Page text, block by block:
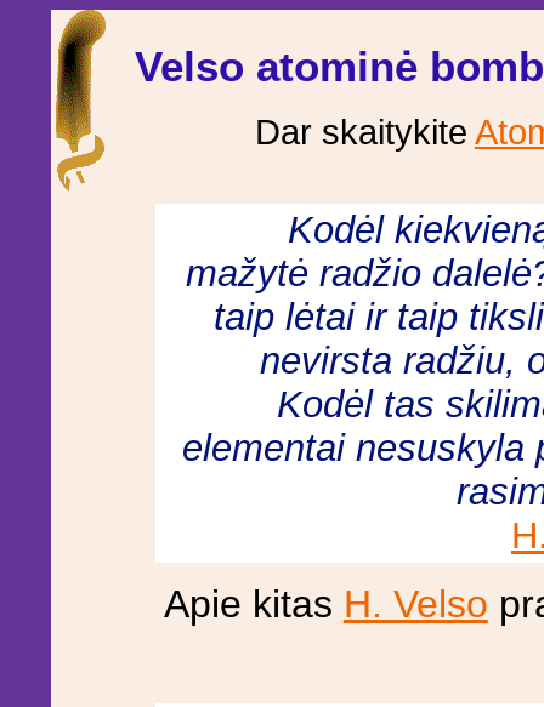
Velso atominė
Dar skaitykite
Kodėl
mažytė radžio
taip lėtai ir taip
nevirsta radžiu,
Kodėl tas
elementai nesuskyla
Apie kitas H. Velso